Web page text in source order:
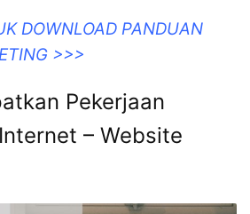
DOWNLOAD PANDUAN
>>>
Pekerjaan
– Website